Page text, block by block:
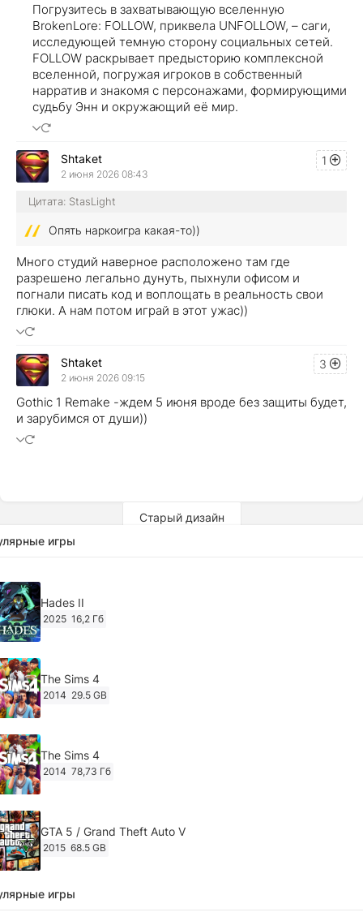
Погрузитесь в захватывающую вселенную
BrokenLore: FOLLOW, приквела UNFOLLOW, – саги,
исследующей темную сторону социальных сетей.
FOLLOW раскрывает предысторию комплексной
вселенной, погружая игроков в собственный
нарратив и знакомя с персонажами, формирующими
судьбу Энн и окружающий её мир.
1
Shtaket
2 июня 2026 08:43
Цитата: StasLight
Опять наркоигра какая-то))
Много студий наверное расположено там где
разрешено легально дунуть, пыхнули офисом и
погнали писать код и воплощать в реальность свои
глюки. А нам потом играй в этот ужас))
3
Shtaket
2 июня 2026 09:15
Gothic 1 Remake -ждем 5 июня вроде без защиты будет,
и зарубимся от души))
Старый дизайн
игры
Hades II
2025 16,2 Гб
The Sims 4
2014 29.5 GB
The Sims 4
2014 78,73 Гб
GTA 5 / Grand Theft Auto V
2015 68.5 GB
Ghost of Tsushima: Director's Cut v.1053.8.1023.1614
игры